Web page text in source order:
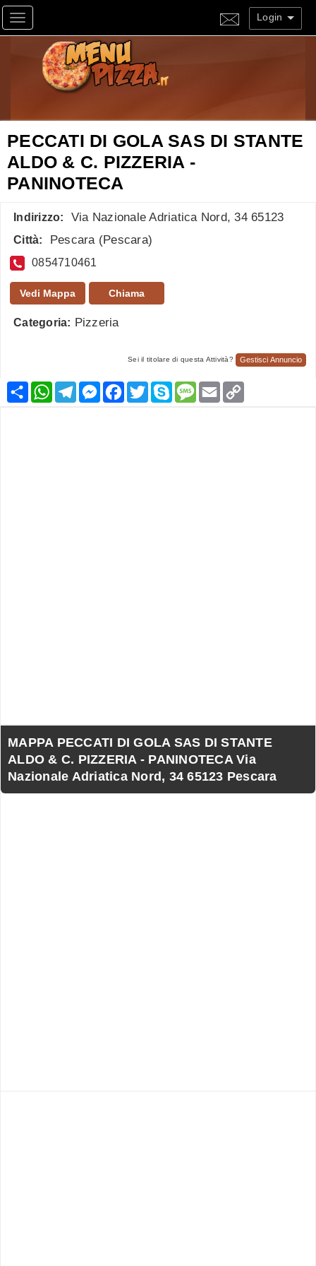
Toggle navigation Login
PECCATI DI GOLA SAS DI STANTE
ALDO & C. PIZZERIA -
PANINOTECA
Indirizzo: Via Nazionale Adriatica Nord, 34 65123
Città: Pescara (Pescara)
0854710461
Vedi Mappa Chiama
Categoria: Pizzeria
Sei il titolare di questa Attività? Gestisci Annuncio
CondividiWhatsApp
TelegramMessenger
Facebook
TwitterSkypeMessage
Email
MAPPA PECCATI DI GOLA SAS DI STANTE
ALDO & C. PIZZERIA - PANINOTECA Via
Nazionale Adriatica Nord, 34 65123 Pescara